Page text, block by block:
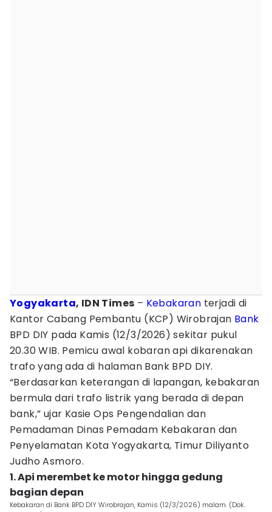
Yogyakarta, IDN Times – Kebakaran terjadi di
Kantor Cabang Pembantu (KCP) Wirobrajan Bank
BPD DIY pada Kamis (12/3/2026) sekitar pukul
20.30 WIB. Pemicu awal kobaran api dikarenakan
trafo yang ada di halaman Bank BPD DIY.
“Berdasarkan keterangan di lapangan, kebakaran
bermula dari trafo listrik yang berada di depan
bank,” ujar Kasie Ops Pengendalian dan
Pemadaman Dinas Pemadam Kebakaran dan
Penyelamatan Kota Yogyakarta, Timur Diliyanto
Judho Asmoro.
1. Api merembet ke motor hingga gedung
bagian depan
Kebakaran di Bank BPD DIY Wirobrajan, Kamis (12/3/2026) malam. (Dok.